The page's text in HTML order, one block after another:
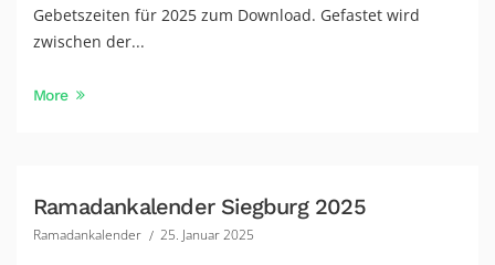
Gebetszeiten für 2025 zum Download. Gefastet wird
zwischen der...
More
Ramadankalender Siegburg 2025
Ramadankalender 25. Januar 2025